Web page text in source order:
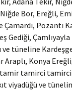
Niğde Bor, Ereğli,
Çamardı, Pozantı
Gediği,
ve tüneline
Araplı, Konya
tamirci
viyadüğü ve